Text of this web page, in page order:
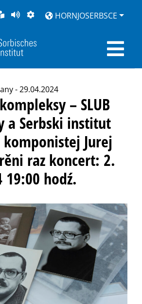
LOCHKA
RĚČ
STRONU
PŘEDČITAĆ
ZWOBRAZNJENJE
HORNJOSERBSCE
- 29.04.2024
– SLUB
a Serbski institut
Jurej
raz koncert: 2.
19:00 hodź.